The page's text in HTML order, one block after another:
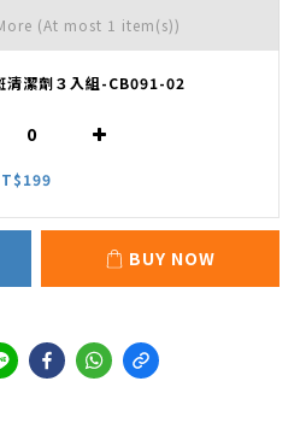
(At most 1 item(s))
清潔劑３入組-CB091-02
BUY NOW